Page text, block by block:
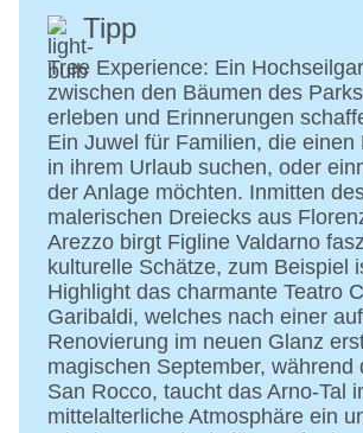
Landeskategorie: 4 Sterne
Tipp
Tree Experience: Ein
zwischen den Bäumen des
erleben und Erinnerungen
Ein Juwel für Familien, die einen
in ihrem Urlaub suchen, oder
der Anlage möchten. Inmitten
malerischen Dreiecks aus
Arezzo birgt Figline Valdarno
kulturelle Schätze, zum Beispiel
Highlight das charmante Teatro
Garibaldi, welches nach einer
Renovierung im neuen Glanz
magischen September, während
San Rocco, taucht das Arno-Tal
mittelalterliche Atmosphäre ein